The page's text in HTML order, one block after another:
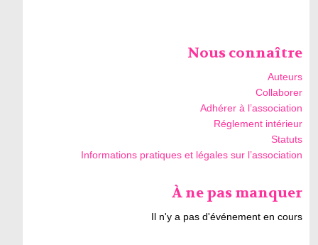
Nous connaître
Auteurs
Collaborer
Adhérer à l’association
Réglement intérieur
Statuts
Informations pratiques et légales sur l’association
À ne pas manquer
Il n'y a pas d'événement en cours